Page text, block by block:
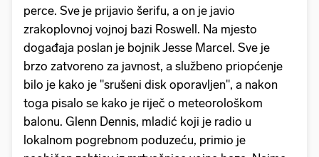
perce. Sve je prijavio šerifu, a on je javio
zrakoplovnoj vojnoj bazi Roswell. Na mjesto
događaja poslan je bojnik Jesse Marcel. Sve je
brzo zatvoreno za javnost, a službeno priopćenje
bilo je kako je "srušeni disk oporavljen", a nakon
toga pisalo se kako je riječ o meteorološkom
balonu. Glenn Dennis, mladić koji je radio u
lokalnom pogrebnom poduzeću, primio je